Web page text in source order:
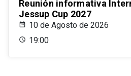
Reunión informativa
Jessup Cup 2027
10 de Agosto de 2026
19:00